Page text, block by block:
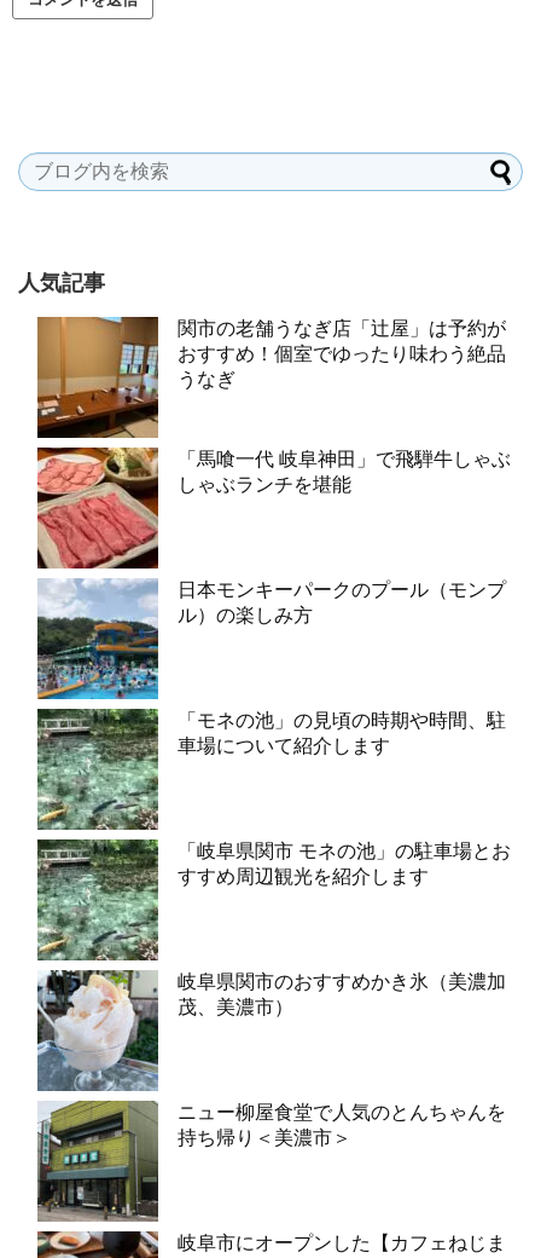
人気記事
関市の老舗うなぎ店「辻屋」は予約が
おすすめ！個室でゆったり味わう絶品
うなぎ
「馬喰一代 岐阜神田」で飛騨牛しゃぶ
しゃぶランチを堪能
日本モンキーパークのプール（モンプ
ル）の楽しみ方
「モネの池」の見頃の時期や時間、駐
車場について紹介します
「岐阜県関市 モネの池」の駐車場とお
すすめ周辺観光を紹介します
岐阜県関市のおすすめかき氷（美濃加
茂、美濃市）
ニュー柳屋食堂で人気のとんちゃんを
持ち帰り＜美濃市＞
岐阜市にオープンした【カフェねじま